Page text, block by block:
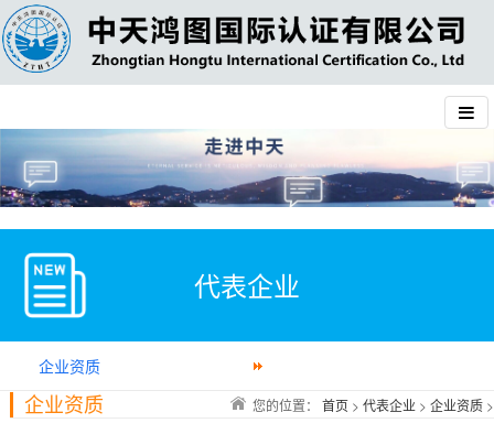
代表企业
企业资质
企业资质
您的位置： 首页 > 代表企业 > 企业资质 >